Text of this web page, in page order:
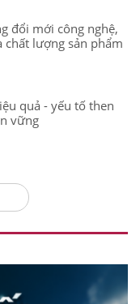
đổi mới công nghệ,
chất lượng sản phẩm
quả - yếu tố then
vững